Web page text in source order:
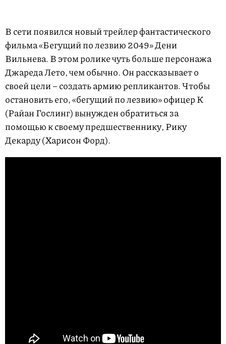
В сети появился новый трейлер фантастического
фильма «Бегущий по лезвию 2049» Дени
Вильнева. В этом ролике чуть больше персонажа
Джареда Лето, чем обычно. Он рассказывает о
своей цели – создать армию репликантов. Чтобы
остановить его, «бегущий по лезвию» офицер К
(Райан Гослинг) вынужден обратиться за
помощью к своему предшественнику, Рику
Декарду (Харисон Форд).